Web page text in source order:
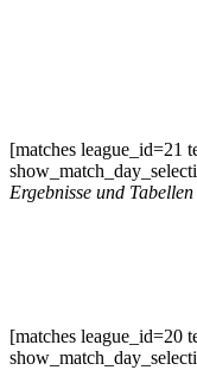
[matches league_id=21
Ergebnisse und
[matches league_id=20